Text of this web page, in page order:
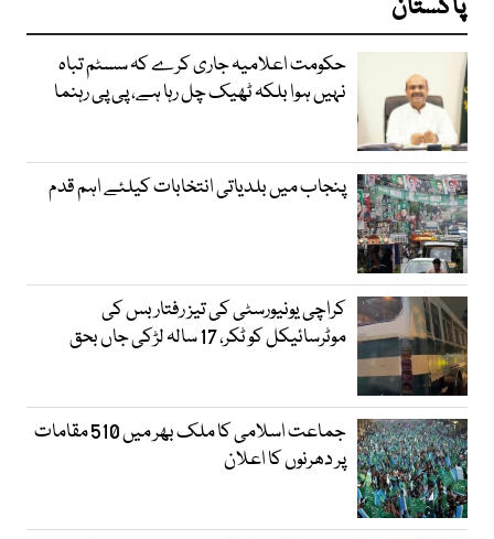
پاکستان
حکومت اعلامیہ جاری کرے کہ سسٹم تباہ
نہیں ہوا بلکہ ٹھیک چل رہا ہے، پی پی رہنما
پنجاب میں بلدیاتی انتخابات کیلئے اہم قدم
کراچی یونیورسٹی کی تیز رفتار بس کی
موٹرسائیکل کو ٹکر، 17 سالہ لڑکی جاں بحق
جماعت اسلامی کا ملک بھر میں 510 مقامات
پر دھرنوں کا اعلان